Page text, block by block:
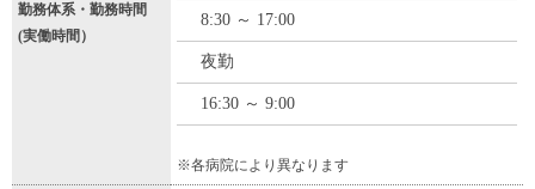
勤務体系・勤務時間
(実働時間）
8:30 ～ 17:00
夜勤
16:30 ～ 9:00
※各病院により異なります